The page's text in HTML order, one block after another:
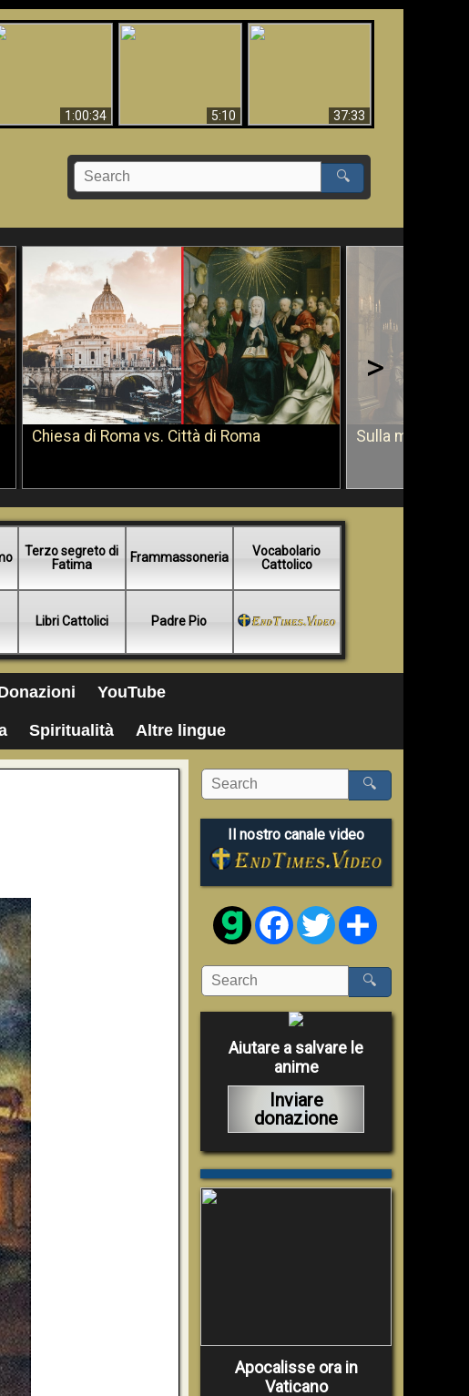
1:00:34
5:10
37:33
🔍
Chiesa di Roma vs. Città di Roma Sulla morte di
>
Terzo segreto di
Fatima
Frammassoneria
Vocabolario
Cattolico
Libri Cattolici Padre Pio
YouTube
Spiritualità Altre lingue
🔍
Il nostro canale video
FacebookTwitter
🔍
Aiutare a salvare le
anime
Inviare
donazione
Apocalisse ora in
Vaticano